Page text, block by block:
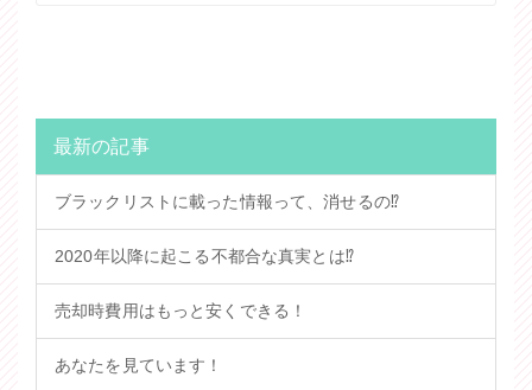
最新の記事
ブラックリストに載った情報って、消せるの⁉
2020年以降に起こる不都合な真実とは⁉
売却時費用はもっと安くできる！
あなたを見ています！